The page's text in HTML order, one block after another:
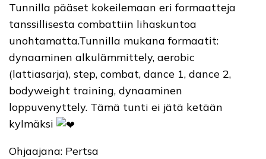
Tunnilla pääset kokeilemaan eri formaatteja
tanssillisesta combattiin lihaskuntoa
unohtamatta.Tunnilla mukana formaatit:
dynaaminen alkulämmittely, aerobic
(lattiasarja), step, combat, dance 1, dance 2,
bodyweight training, dynaaminen
loppuvenyttely. Tämä tunti ei jätä ketään
kylmäksi
Ohjaajana: Pertsa